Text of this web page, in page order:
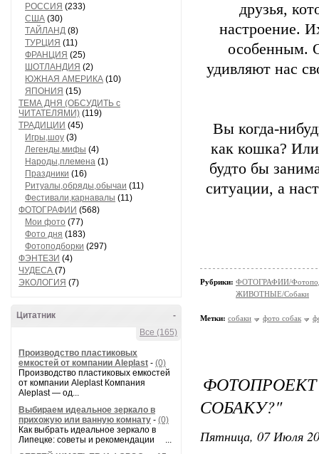
РОССИЯ (233)
США (30)
ТАЙЛАНД (8)
ТУРЦИЯ (11)
ФРАНЦИЯ (25)
ШОТЛАНДИЯ (2)
ЮЖНАЯ АМЕРИКА (10)
ЯПОНИЯ (15)
ТЕМА ДНЯ (ОБСУДИТЬ с
ЧИТАТЕЛЯМИ) (119)
ТРАДИЦИИ (45)
Игры,шоу (3)
Легенды,мифы (4)
Народы,племена (1)
Праздники (16)
Ритуалы,обряды,обычаи (11)
Фестивали,карнавалы (11)
ФОТОГРАФИИ (568)
Мои фото (77)
Фото дня (183)
Фотоподборки (297)
ФЭНТЕЗИ (4)
ЧУДЕСА (7)
ЭКОЛОГИЯ (7)
-
Цитатник
Все (165)
Производство пластиковых
емкостей от компании Aleplast - (0)
Производство пластиковых емкостей
от компании Aleplast Компания
Aleplast — од...
Выбираем идеальное зеркало в
прихожую или ванную комнату - (0)
Как выбрать идеальное зеркало в
Липецке: советы и рекомендации ...
друзья,
настроение.
особенным.
удивляют нас
Вы когда-
как кошка?
будто бы
ситуации, а
Рубрики: ФОТОГРАФИИ/
ЖИВОТНЫЕ/Собаки
Метки: собаки фото собак
СОБАКУ?"
Пятница, 07 Июля